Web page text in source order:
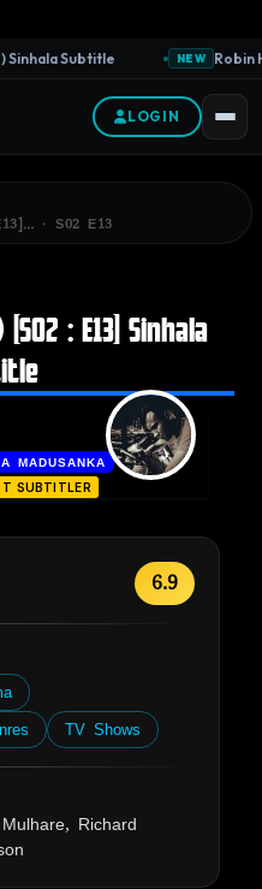
Subtitle NEW Robin
LOGIN
· S02 E13
: E13] Sinhala
MADUSANKA |
SUBTITLER
6.9
TV Shows
Richard